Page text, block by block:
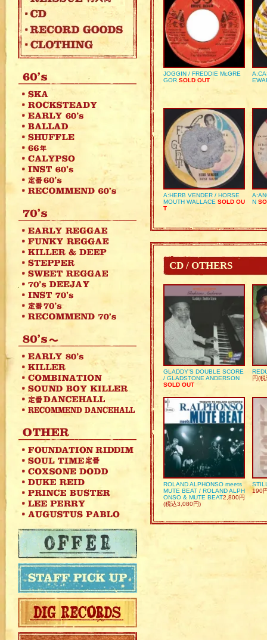
JOGGIN / FREDDIE McGRE
GOR SOLD OUT
A:HERB VENDER / HORSE
MOUTH WALLACE SOLD OU
T
N
CD / OTHERS
GLADDY’S DOUBLE SCORE
/ GLADSTONE ANDERSON
SOLD OUT
円(
ROLAND ALPHONSO meets
MUTE BEAT / ROLAND ALPH
ONSO & MUTE BEAT2,800円
(税込3,080円)
190